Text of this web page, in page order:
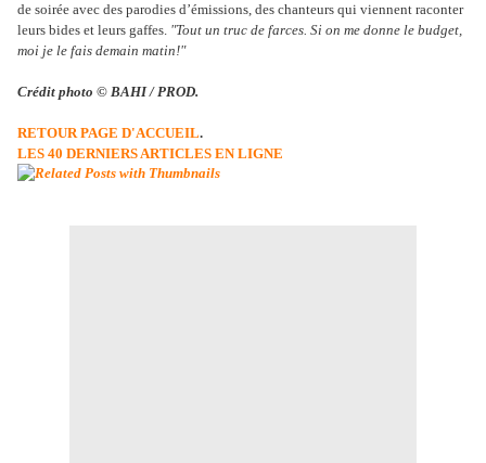
de soirée avec des parodies d’émissions, des chanteurs qui viennent raconter
leurs bides et leurs gaffes. "Tout un truc de farces. Si on me donne le budget,
moi je le fais demain matin!"
Crédit photo © BAHI / PROD.
RETOUR PAGE D'ACCUEIL.
LES 40 DERNIERS ARTICLES EN LIGNE